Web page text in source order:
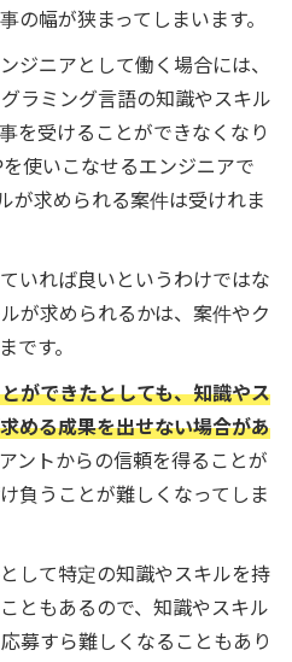
の幅が狭まってしまいます。
ジニアとして働く場合には、
ラミング言語の知識やスキル
を受けることができなくなり
使いこなせるエンジニアで
が求められる案件は受けれま
いれば良いというわけではな
が求められるかは、案件やク
です。
ができたとしても、知識やス
める成果を出せない場合があ
ントからの信頼を得ることが
負うことが難しくなってしま
して特定の知識やスキルを持
ともあるので、知識やスキル
募すら難しくなることもあり